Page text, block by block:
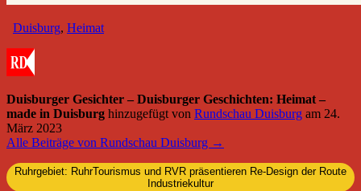
Duisburg, Heimat
Duisburger Gesichter – Duisburger Geschichten: Heimat –
made in Duisburg hinzugefügt von Rundschau Duisburg am 24.
März 2023
Alle Beiträge von Rundschau Duisburg →
Ruhrgebiet: RuhrTourismus und RVR präsentieren Re-Design der Route
Industriekultur